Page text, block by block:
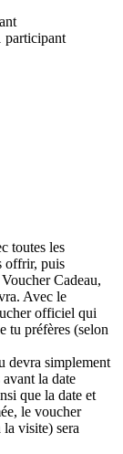
participant
toutes les
offrir, puis
Cadeau,
Avec le
officiel qui
tu préfères (selon
devra simplement
la date
que la date et
le voucher
visite) sera